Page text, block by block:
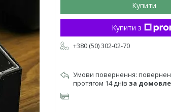
Купити
Купити з
+380 (50) 302-02-70
протягом 14 днів за